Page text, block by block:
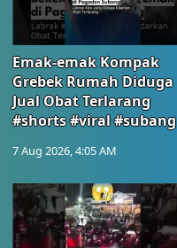
Emak-emak Kompak
Grebek Rumah Diduga
Jual Obat Terlarang
#shorts #viral #subang
7 Aug 2026, 4:05 AM